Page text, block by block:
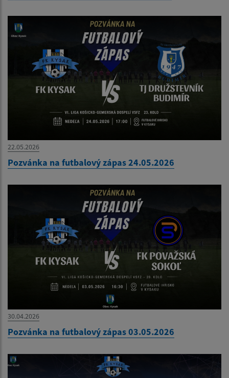
22.05.2026
Pozvánka na futbalový zápas 24.05.2026
30.04.2026
Pozvánka na futbalový zápas 03.05.2026